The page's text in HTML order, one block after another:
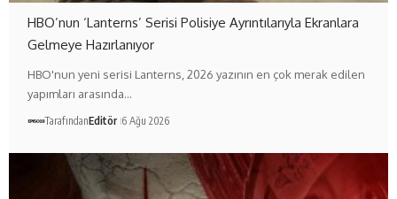
HBO’nun ‘Lanterns’ Serisi Polisiye Ayrıntılarıyla Ekranlara
Gelmeye Hazırlanıyor
HBO'nun yeni serisi Lanterns, 2026 yazının en çok merak edilen
yapımları arasında…
TarafındanEditör 6 Ağu 2026